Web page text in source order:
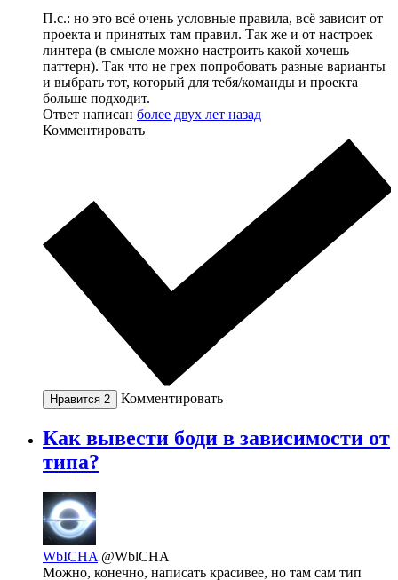
П.с.: но это всё очень условные правила, всё зависит от
проекта и принятых там правил. Так же и от настроек
линтера (в смысле можно настроить какой хочешь
паттерн). Так что не грех попробовать разные варианты
и выбрать тот, который для тебя/команды и проекта
больше подходит.
Ответ написан более двух лет назад
Комментировать
Нравится 2 Комментировать
Как вывести боди в зависимости от
типа?
WbICHA @WblCHA
Можно, конечно, написать красивее, но там сам тип